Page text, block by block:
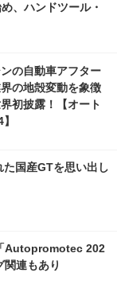
、ハンドツール・
の自動車アフター
の地殻変動を象徴
初披露！【オート
た国産GTを思い出し
Autopromotec 202
連もあり